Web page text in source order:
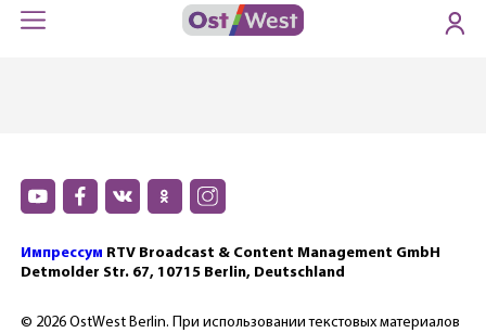
Импрессум RTV Broadcast & Content Management GmbH
Detmolder Str. 67, 10715 Berlin, Deutschland
© 2026 OstWest Berlin. При использовании текстовых материалов